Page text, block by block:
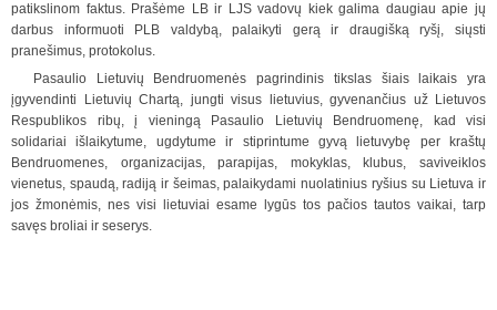
patikslinom faktus. Prašėme LB ir LJS vadovų kiek galima daugiau apie jų
darbus informuoti PLB valdybą, palaikyti gerą ir draugišką ryšį, siųsti
pranešimus, protokolus.
Pasaulio Lietuvių Bendruomenės pagrindinis tikslas šiais laikais yra
įgyvendinti Lietuvių Chartą, jungti visus lietuvius, gyvenančius už Lietuvos
Respublikos ribų, į vieningą Pasaulio Lietuvių Bendruomenę, kad visi
solidariai išlaikytume, ugdytume ir stiprintume gyvą lietuvybę per kraštų
Bendruomenes, organizacijas, parapijas, mokyklas, klubus, saviveiklos
vienetus, spaudą, radiją ir šeimas, palaikydami nuolatinius ryšius su Lietuva ir
jos žmonėmis, nes visi lietuviai esame lygūs tos pačios tautos vaikai, tarp
savęs broliai ir seserys.